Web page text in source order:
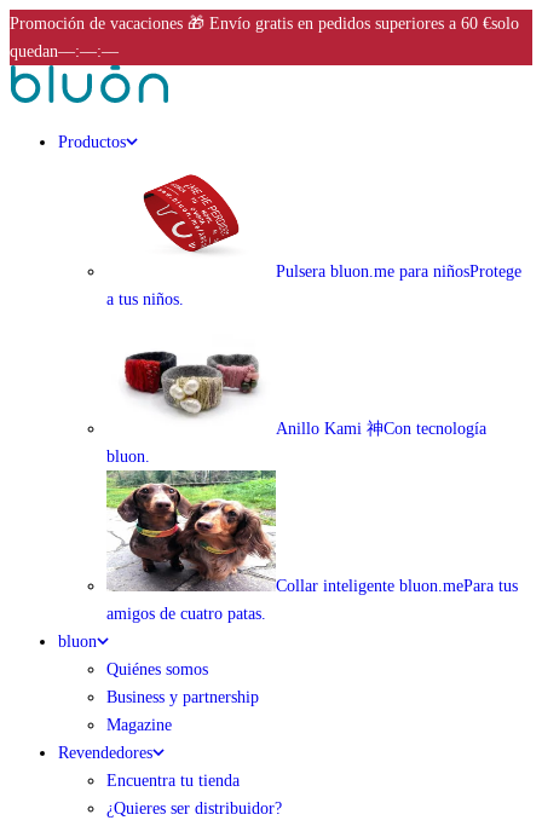
Promoción de vacaciones 🎁 Envío gratis en pedidos superiores a 60 €solo
quedan––:––:––
Productos
Pulsera bluon.me para niñosProtege
a tus niños.
Anillo Kami 神Con tecnología
bluon.
Collar inteligente bluon.mePara tus
amigos de cuatro patas.
bluon
Quiénes somos
Business y partnership
Magazine
Revendedores
Encuentra tu tienda
¿Quieres ser distribuidor?